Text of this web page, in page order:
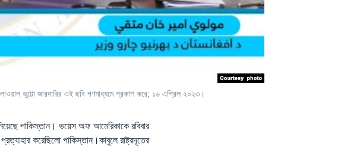
বিলাওয়াল ভুট্টো জারদারির এই ছবি গণমাধ্যমে প্রকাশ করে; ১৬ এপ্রিল ২০২৩।
পাকিস্তান। ভয়েস অফ আমেরিকাকে রবিবার
করেছিলো পাকিস্তান।কাবুলে রাষ্ট্রদূতের